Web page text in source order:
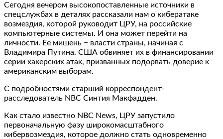
Сегодня вечером высокопоставленные источники в
спецслужбах в деталях рассказали нам о кибератаке
возмездия, которой руководит ЦРУ, на российские
компьютерные системы. И она может перейти на
личности. Ее мишень − власти страны, начиная с
Владимира Путина. США обвиняет их в финансировании
серии хакерских атак, призванных подорвать доверие к
американским выборам.
С подробностями старший корреспондент-
расследователь NBC Синтия Макфадден.
Как стало известно NBC News, ЦРУ запустило
первоначальную фазу широкомасштабного
кибервозмездия, которое должно стать одновременно